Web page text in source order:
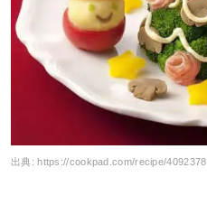
出典:https://cookpad.com/recipe/4092378